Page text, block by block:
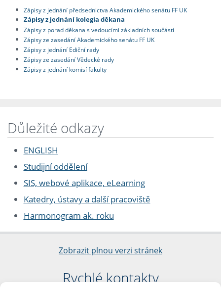
Zápisy z jednání předsednictva Akademického senátu FF UK
Zápisy z jednání kolegia děkana
Zápisy z porad děkana s vedoucími základních součástí
Zápisy ze zasedání Akademického senátu FF UK
Zápisy z jednání Ediční rady
Zápisy ze zasedání Vědecké rady
Zápisy z jednání komisí fakulty
Důležité odkazy
ENGLISH
Studijní oddělení
SIS, webové aplikace, eLearning
Katedry, ústavy a další pracoviště
Harmonogram ak. roku
Zobrazit plnou verzi stránek
Rychlé kontakty